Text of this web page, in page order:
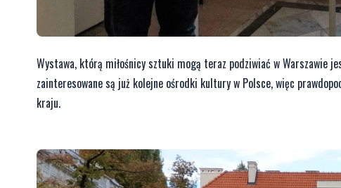
Wystawa, którą miłośnicy sztuki mogą teraz podziwiać w Warszawie
zainteresowane są już kolejne ośrodki kultury w Polsce, więc
kraju.